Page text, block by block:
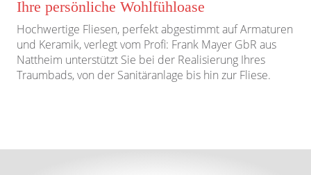
Ihre persönliche Wohlfühloase
Hochwertige Fliesen, perfekt abgestimmt auf Armaturen
und Keramik, verlegt vom Profi: Frank Mayer GbR aus
Nattheim unterstützt Sie bei der Realisierung Ihres
Traumbads, von der Sanitäranlage bis hin zur Fliese.